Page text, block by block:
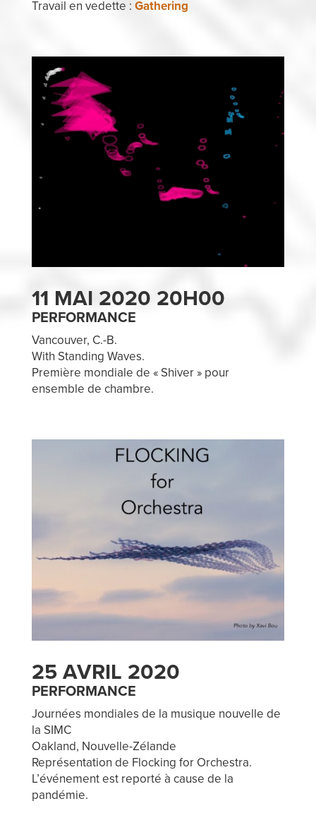
Travail en vedette : Gathering
11 MAI 2020 20H00
PERFORMANCE
Vancouver, C.-B.
With Standing Waves.
Première mondiale de « Shiver » pour
ensemble de chambre.
25 AVRIL 2020
PERFORMANCE
Journées mondiales de la musique nouvelle de
la SIMC
Oakland, Nouvelle-Zélande
Représentation de Flocking for Orchestra.
L’événement est reporté à cause de la
pandémie.